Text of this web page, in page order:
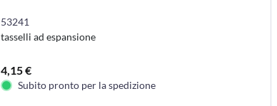
53241
tasselli ad espansione
4,15 €
Subito pronto per la spedizione